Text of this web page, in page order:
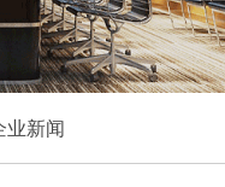
业新闻